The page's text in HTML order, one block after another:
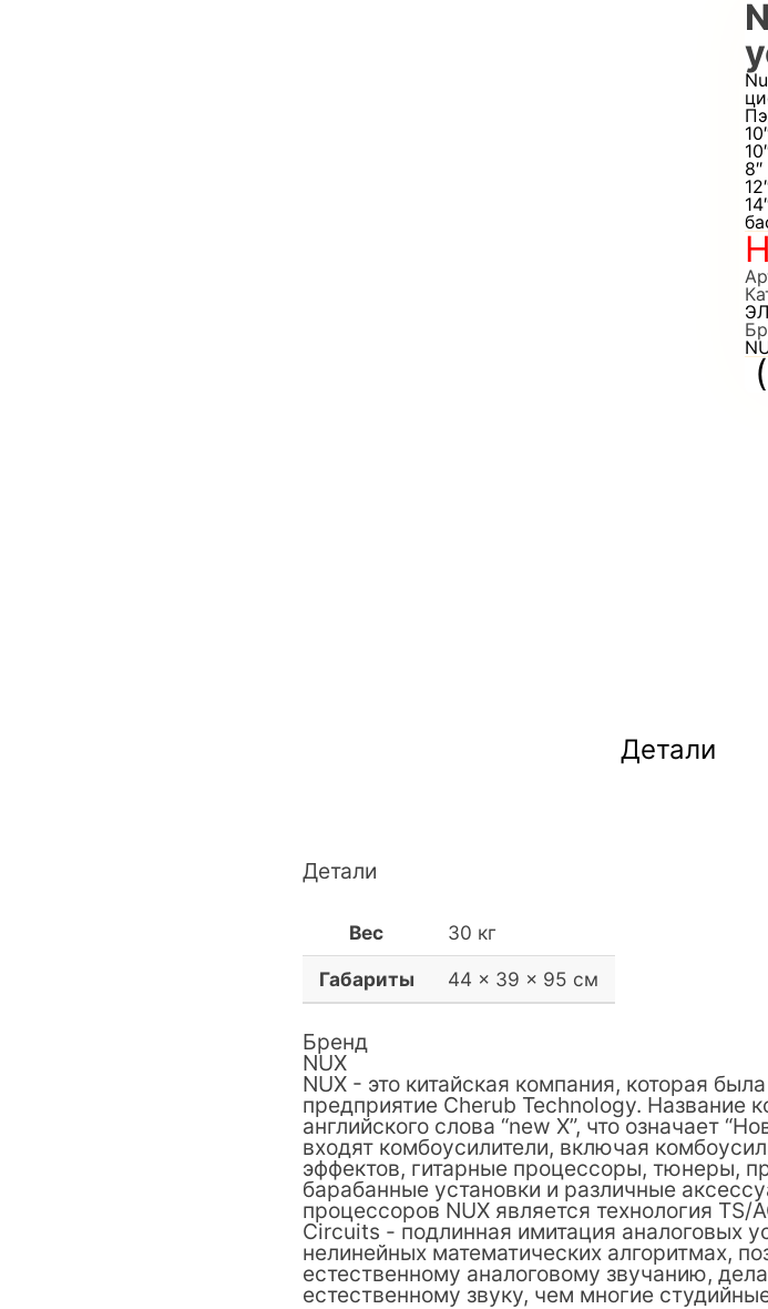
Детали
Детали
Вес
30 кг
Габариты
44 × 39 × 95 см
Бренд
NUX
NUX - это китайская компания, которая
предприятие Cherub Technology. Название
английского слова “new X”, что означает
входят комбоусилители, включая
эффектов, гитарные процессоры, тюнеры,
барабанные установки и различные
процессоров NUX является технология
Circuits - подлинная имитация аналоговых
нелинейных математических алгоритмах,
естественному аналоговому звучанию,
естественному звуку, чем многие